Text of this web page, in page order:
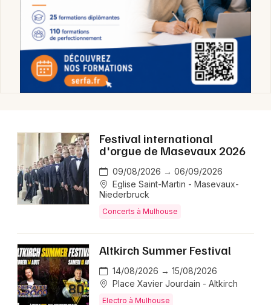
Festival dans le Haut-Rhin
Festival en Alsace
Festival dans le Grand Est
Jeux concours
Newsletter des sorties
Artistes en tournée
Actus à Mulhouse
Magazine à Mulhouse
Actus tourisme & loisirs
Festival international
d'orgue de Masevaux 2026
09/08/2026 → 06/09/2026
Eglise Saint-Martin - Masevaux-
Niederbruck
Concerts à Mulhouse
Altkirch Summer Festival
14/08/2026 → 15/08/2026
Place Xavier Jourdain - Altkirch
Electro à Mulhouse